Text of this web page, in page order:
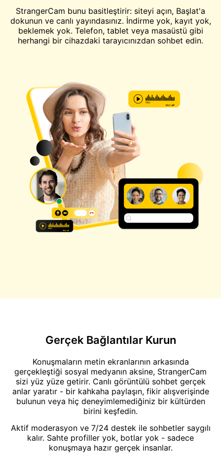
StrangerCam bunu basitleştirir: siteyi açın, Başlat'a
dokunun ve canlı yayındasınız. İndirme yok, kayıt yok,
beklemek yok. Telefon, tablet veya masaüstü gibi
herhangi bir cihazdaki tarayıcınızdan sohbet edin.
Gerçek Bağlantılar Kurun
Konuşmaların metin ekranlarının arkasında
gerçekleştiği sosyal medyanın aksine, StrangerCam
sizi yüz yüze getirir. Canlı görüntülü sohbet gerçek
anlar yaratır - bir kahkaha paylaşın, fikir alışverişinde
bulunun veya hiç deneyimlemediğiniz bir kültürden
birini keşfedin.
Aktif moderasyon ve 7/24 destek ile sohbetler saygılı
kalır. Sahte profiller yok, botlar yok - sadece
konuşmaya hazır gerçek insanlar.